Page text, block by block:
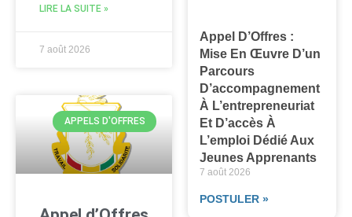
LIRE LA SUITE »
7 août 2026
APPELS D'OFFRES
Appel D’Offres :
Mise En Œuvre D’un
Parcours
D’accompagnement
À L’entrepreneuriat
Et D’accès À
L’emploi Dédié Aux
Jeunes Apprenants
7 août 2026
POSTULER »